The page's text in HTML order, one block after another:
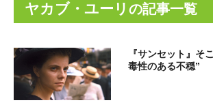
映画評価
ヤカブ・ユーリ の記事一覧
『サンセット』そ
毒性のある不穏”